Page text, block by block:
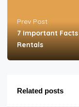
Prev Post
7 Important
Rentals
Related posts